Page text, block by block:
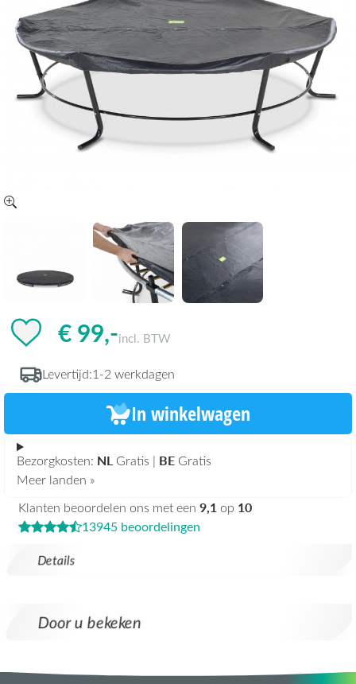
Details
€ 99,-incl. BTW
Levertijd:1-2 werkdagen
In winkelwagen
Bezorgkosten: NL Gratis | BE Gratis
Meer landen »
Klanten beoordelen ons met een 9,1 op 10
13945 beoordelingen
Door u bekeken